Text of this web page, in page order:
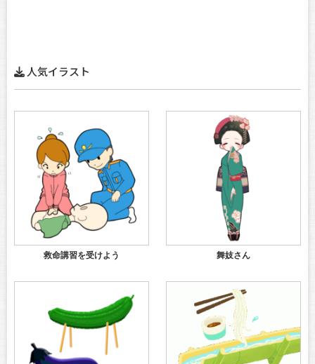
人気イラスト
救命講習を受けよう 舞妓さん